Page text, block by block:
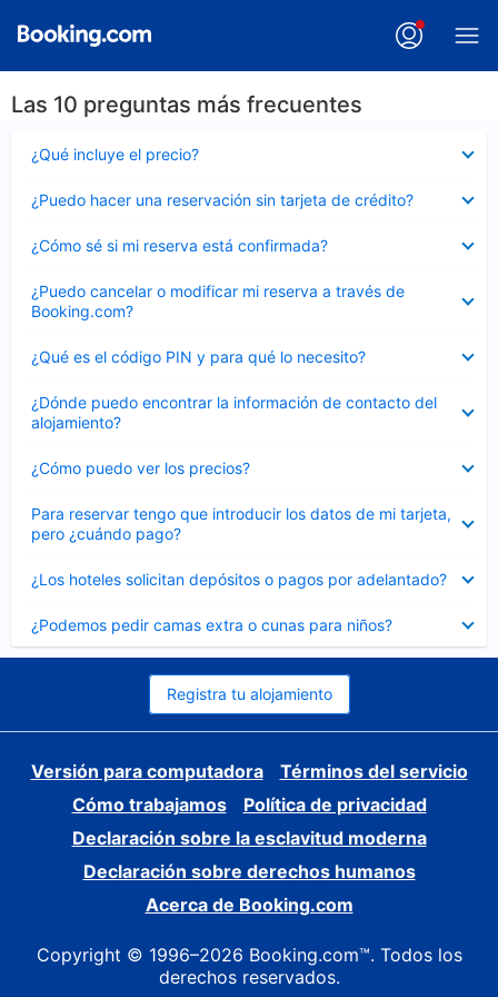
Las 10 preguntas más frecuentes
¿Qué incluye el precio?
cerrado
¿Puedo hacer una reservación sin tarjeta de crédito?
cerrado
¿Cómo sé si mi reserva está confirmada?
cerrado
¿Puedo cancelar o modificar mi reserva a través de
Booking.com?
cerrado
¿Qué es el código PIN y para qué lo necesito?
cerrado
¿Dónde puedo encontrar la información de contacto del
alojamiento?
cerrado
¿Cómo puedo ver los precios?
cerrado
Para reservar tengo que introducir los datos de mi tarjeta,
pero ¿cuándo pago?
cerrado
¿Los hoteles solicitan depósitos o pagos por adelantado?
cerrado
¿Podemos pedir camas extra o cunas para niños?
cerrado
Registra tu alojamiento
Versión para computadora
Términos del servicio
Cómo trabajamos
Política de privacidad
Declaración sobre la esclavitud moderna
Declaración sobre derechos humanos
Acerca de Booking.com
Copyright © 1996–2026 Booking.com™. Todos los
derechos reservados.